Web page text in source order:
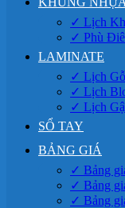
✓ Lịch
✓ Phù
LAMINATE
✓ Lịch
✓ Lịch
✓ Lịch
SỔ TAY
BẢNG GIÁ
✓ Bảng
✓ Bảng
✓ Bảng